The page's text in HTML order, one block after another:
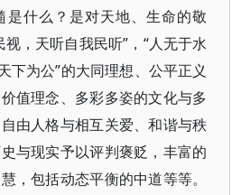
是什么？是对天地、生命的敬
，天听自我民听”，“人无于水
下为公”的大同理想、公平正义
值理念、多彩多姿的文化与多
由人格与相互关爱、和谐与秩
与现实予以评判褒贬，丰富的
，包括动态平衡的中道等等。